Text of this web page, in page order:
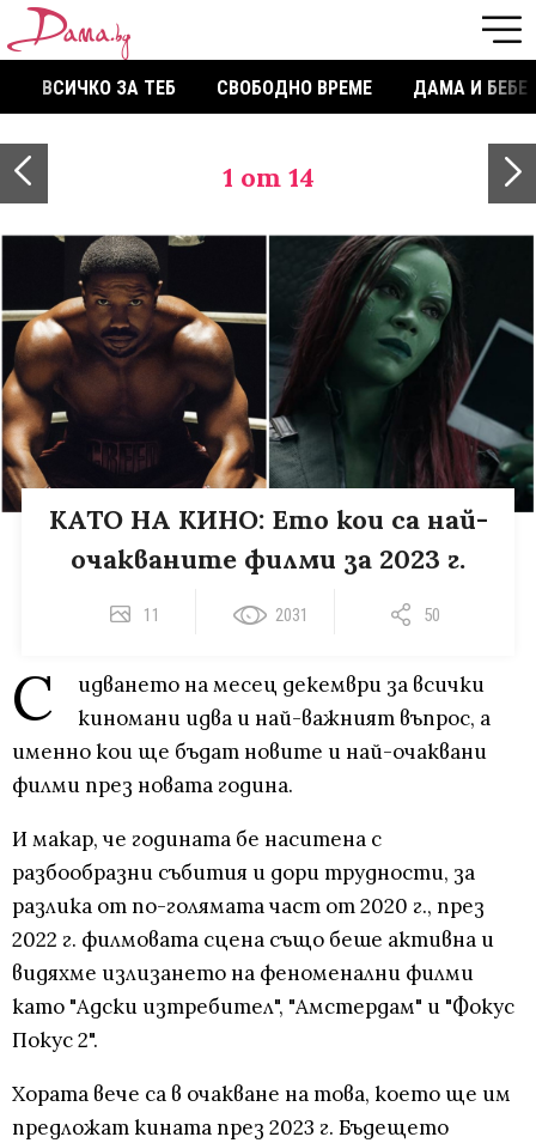
ВСИЧКО ЗА ТЕБ СВОБОДНО ВРЕМЕ ДАМА И БЕБЕ
1 от 14
КАТО НА КИНО: Ето кои са най-
очакваните филми за 2023 г.
11 2031 50
С
идването на месец декември за всички
киномани идва и най-важният въпрос, а
именно кои ще бъдат новите и най-очаквани
филми през новата година.
И макар, че годината бе наситена с
разбообразни събития и дори трудности, за
разлика от по-голямата част от 2020 г., през
2022 г. филмовата сцена също беше активна и
видяхме излизането на феноменални филми
като "Адски изтребител", "Амстердам" и "Фокус
Покус 2".
Хората вече са в очакване на това, което ще им
предложат кината през 2023 г. Бъдещето